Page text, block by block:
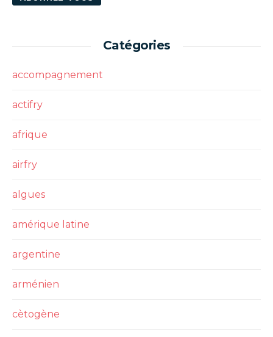
Catégories
accompagnement
actifry
afrique
airfry
algues
amérique latine
argentine
arménien
cètogène